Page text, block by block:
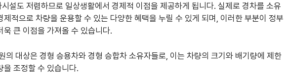
설도 저렴하므로 일상생활에서 경제적 이점을 제공하게 됩니다. 실제로 경차를 소유
제적으로 차량을 운용할 수 있는 다양한 혜택을 누릴 수 있게 되며, 이러한 부분이 정부
욱 큰 이점을 가져올 수 있습니다.
의 대상은 경형 승용차와 경형 승합차 소유자들로, 이는 차량의 크기와 배기량에 제한
을 조정할 수 있습니다.